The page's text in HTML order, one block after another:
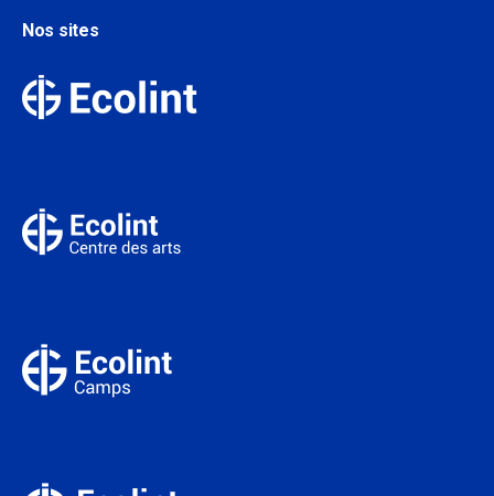
Nos sites